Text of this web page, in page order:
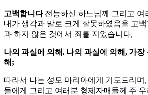
고백합니다 전능하신 하느님께 그리고 여
내가 생각과 말로 크게 잘못하였음을 고
과 하지 않은 것에서 죄를 지었습니다,
나의 과실에 의해, 나의 과실에 의해, 가장
해;
따라서 나는 성모 마리아에게 기도드리며
들에게 그리고 여러분 형제자매들께 주